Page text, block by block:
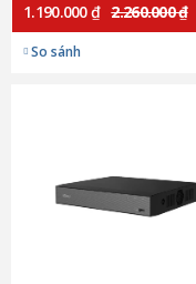
1.190.000 ₫ 2.260.000 ₫
So sánh